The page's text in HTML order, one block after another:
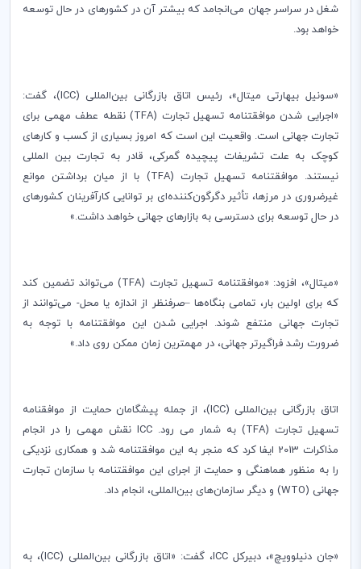
شغل در سراسر جهان می‌انجامد که بیشتر آن در کشورهای در حال توسعه
خواهد بود.
«سونیل بیهارتی میتال»، رئیس اتاق بازرگانی بین‌المللی (ICC)، گفت:
«اجرایی شدن موافقتنامه تسهیل تجارت (TFA) نقطه عطف مهمی برای
تجارت جهانی است. واقعیت این است که امروز بسیاری از کسب و کارهای
کوچک به علت تشریفات پیچیده گمرکی، قادر به تجارت بین المللی
نیستند. موافقتنامه تسهیل تجارت (TFA) با از میان برداشتن موانع
غیرضروری در مرزها، تأثیر دگرگون‌‌کننده‌ای بر توانایی کارآفرینان کشورهای
در حال توسعه برای دسترسی به بازارهای جهانی خواهد داشت.»
«میتال»، افزود: «موافقتنامه تسهیل تجارت (TFA) می‌تواند تضمین کند
که برای اولین بار، تمامی بنگاه‌ها –صرفنظر از اندازه یا محل- می‌توانند از
تجارت جهانی منتفع شوند. اجرایی شدن این موافقتنامه با توجه به
ضرورت رشد فراگیرتر جهانی، در مهمترین زمان ممکن روی داد.»
اتاق بازرگانی بین‌المللی (ICC)، از جمله پیشگامان حمایت از موافقنامه
تسهیل تجارت (TFA) به شمار می رود. ICC نقش مهمی را در انجام
مذاکرات 2013 ایفا کرد که منجر به این موافقتنامه شد و همکاری نزدیکی
را به منظور هماهنگی و حمایت از اجرای این موافقتنامه با سازمان تجارت
جهانی (WTO) و دیگر سازمان‌های بین‌المللی، انجام داد.
«جان دنیلوویچ»، دبیرکل ICC، گفت: «اتاق بازرگانی بین‌المللی (ICC)، به